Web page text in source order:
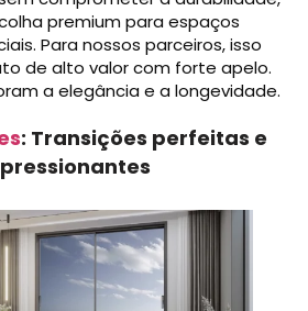
premium para espaços
Para nossos parceiros, isso
de alto valor com forte apelo.
a elegância e a longevidade.
: Transições perfeitas e